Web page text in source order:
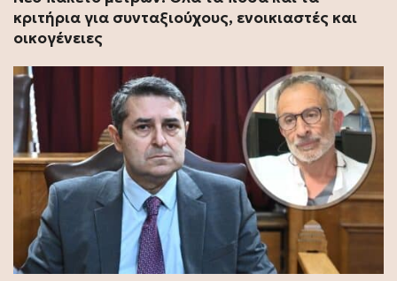
κριτήρια για συνταξιούχους, ενοικιαστές και
οικογένειες